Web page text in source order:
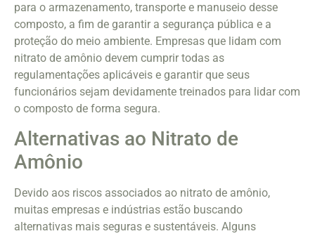
para o armazenamento, transporte e manuseio desse
composto, a fim de garantir a segurança pública e a
proteção do meio ambiente. Empresas que lidam com
nitrato de amônio devem cumprir todas as
regulamentações aplicáveis e garantir que seus
funcionários sejam devidamente treinados para lidar com
o composto de forma segura.
Alternativas ao Nitrato de
Amônio
Devido aos riscos associados ao nitrato de amônio,
muitas empresas e indústrias estão buscando
alternativas mais seguras e sustentáveis. Alguns